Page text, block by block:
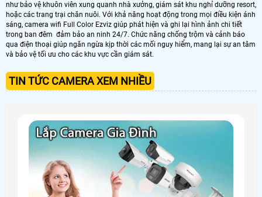
như bảo vệ khuôn viên xung quanh nhà xưởng, giám sát khu nghỉ dưỡng resort,
hoặc các trang trại chăn nuôi. Với khả năng hoạt động trong mọi điều kiện ánh
sáng, camera wifi Full Color Ezviz giúp phát hiện và ghi lại hình ảnh chi tiết
trong ban đêm đảm bảo an ninh 24/7. Chức năng chống trộm và cảnh báo
qua điện thoại giúp ngăn ngừa kịp thời các mối nguy hiểm, mang lại sự an tâm
và bảo vệ tối ưu cho các khu vực cần giám sát.
TIN TỨC CAMERA XEM NHIỀU